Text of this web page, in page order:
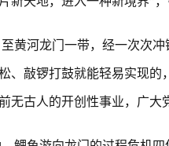
黄河龙门一带，经一次次
敲锣打鼓就能轻易实现的
无古人的开创性事业，广